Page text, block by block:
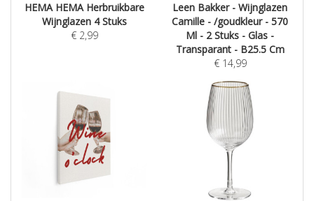
HEMA HEMA Herbruikbare
Wijnglazen 4 Stuks
€ 2,99
Leen Bakker - Wijnglazen
Camille - /goudkleur - 570
Ml - 2 Stuks - Glas -
Transparant - B25.5 Cm
€ 14,99